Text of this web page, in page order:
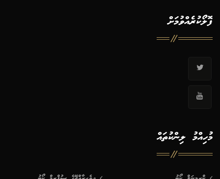
ފޮލޯކުރެއްވުމަށް
މުހިއްމު ލިންކުތައް